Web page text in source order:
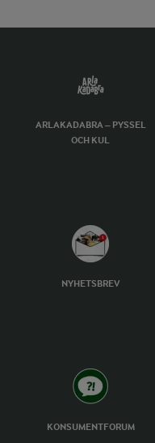
ARLAKADABRA – PYSSEL
OCH KUL
NYHETSBREV
KONSUMENTFORUM